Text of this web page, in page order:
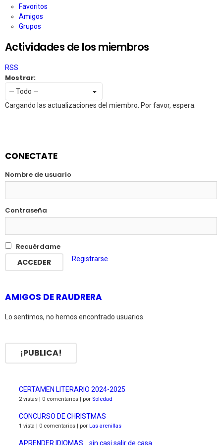
Favoritos
Amigos
Grupos
Actividades de los miembros
RSS
Mostrar:
Cargando las actualizaciones del miembro. Por favor, espera.
CONECTATE
Nombre de usuario
Contraseña
Recuérdame
Registrarse
AMIGOS DE RAUDRERA
Lo sentimos, no hemos encontrado usuarios.
¡PUBLICA!
CERTAMEN LITERARIO 2024-2025
2 vistas 0 comentarios por Soledad
CONCURSO DE CHRISTMAS
1 vista 0 comentarios por Las arenillas
APRENDER IDIOMAS …sin casi salir de casa